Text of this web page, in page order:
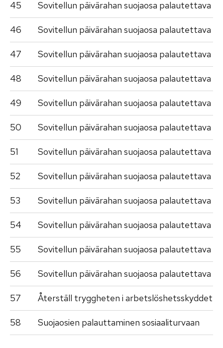
45 Sovitellun päivärahan suojaosa palautettava
46 Sovitellun päivärahan suojaosa palautettava
47 Sovitellun päivärahan suojaosa palautettava
48 Sovitellun päivärahan suojaosa palautettava
49 Sovitellun päivärahan suojaosa palautettava
50 Sovitellun päivärahan suojaosa palautettava
51 Sovitellun päivärahan suojaosa palautettava
52 Sovitellun päivärahan suojaosa palautettava
53 Sovitellun päivärahan suojaosa palautettava
54 Sovitellun päivärahan suojaosa palautettava
55 Sovitellun päivärahan suojaosa palautettava
56 Sovitellun päivärahan suojaosa palautettava
57 Återställ tryggheten i arbetslöshetsskyddet
58 Suojaosien palauttaminen sosiaaliturvaan